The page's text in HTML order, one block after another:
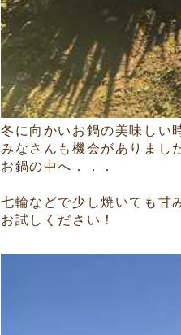
冬に向かいお鍋の美味しい
みなさんも機会がありまし
お鍋の中へ．．．
七輪などで少し焼いても甘
お試しください！